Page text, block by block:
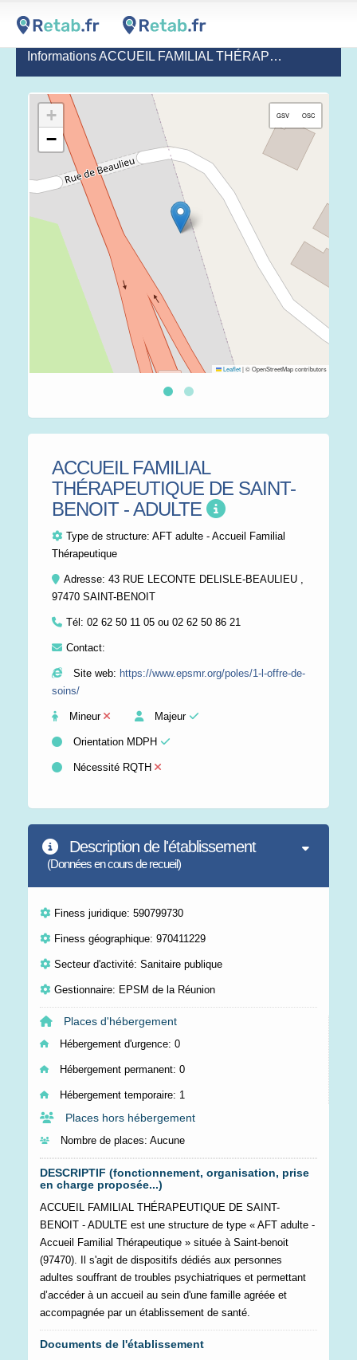
Informations ACCUEIL FAMILIAL THÉRAPEUTIQUE DE SAINT-BENOIT - ADULTE
+
−
GSV OSC
Leaflet|© OpenStreetMap contributors
ACCUEIL FAMILIAL
THÉRAPEUTIQUE DE SAINT-
BENOIT - ADULTE
Type de structure: AFT adulte - Accueil Familial
Thérapeutique
Adresse: 43 RUE LECONTE DELISLE-BEAULIEU ,
97470 SAINT-BENOIT
Tél: 02 62 50 11 05 ou 02 62 50 86 21
Contact:
Site web: https://www.epsmr.org/poles/1-l-offre-de-
soins/
Mineur Majeur
Orientation MDPH
Nécessité RQTH
Description de l'établissement
(Données en cours de recueil)
Finess juridique: 590799730
Finess géographique: 970411229
Secteur d'activité: Sanitaire publique
Gestionnaire: EPSM de la Réunion
Places d'hébergement
Hébergement d'urgence: 0
Hébergement permanent: 0
Hébergement temporaire: 1
Places hors hébergement
Nombre de places: Aucune
DESCRIPTIF (fonctionnement, organisation, prise
en charge proposée...)
ACCUEIL FAMILIAL THÉRAPEUTIQUE DE SAINT-
BENOIT - ADULTE est une structure de type « AFT adulte -
Accueil Familial Thérapeutique » située à Saint-benoit
(97470). Il s'agit de dispositifs dédiés aux personnes
adultes souffrant de troubles psychiatriques et permettant
d’accéder à un accueil au sein d'une famille agréée et
accompagnée par un établissement de santé.
Documents de l'établissement